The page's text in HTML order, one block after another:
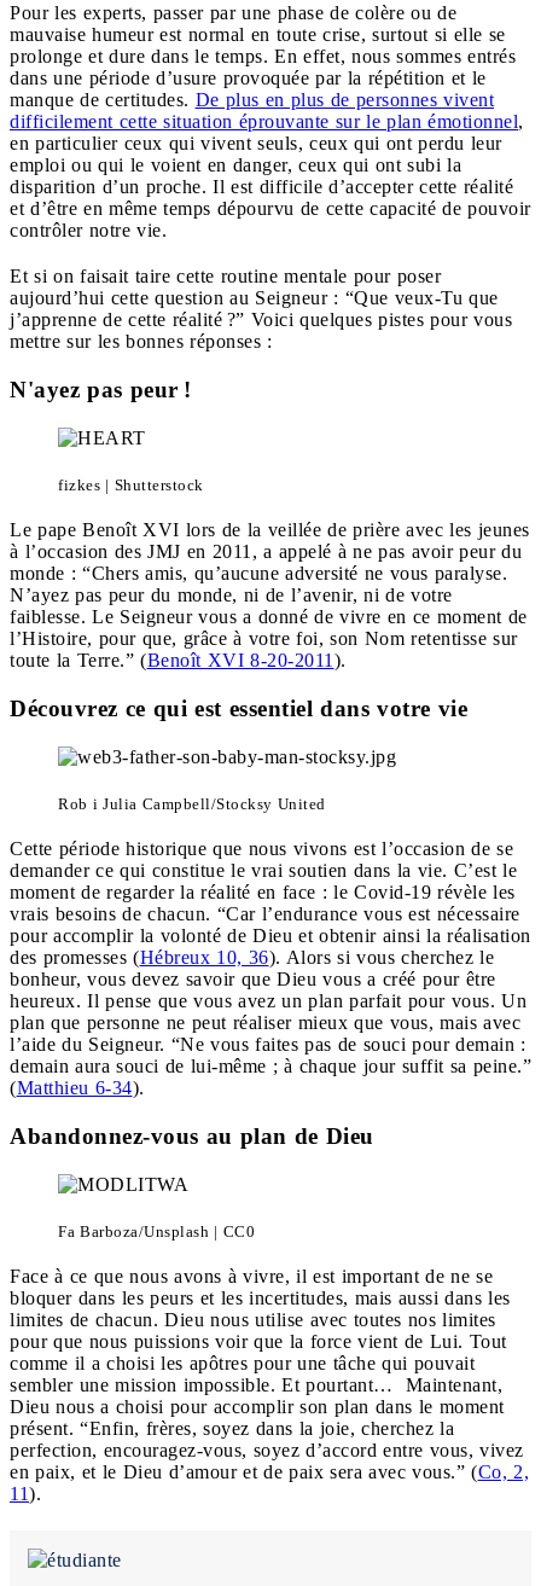
Pour les experts, passer par une phase de colère ou de
mauvaise humeur est normal en toute crise, surtout si elle se
prolonge et dure dans le temps. En effet, nous sommes entrés
dans une période d’usure provoquée par la répétition et le
manque de certitudes. De plus en plus de personnes vivent
difficilement cette situation éprouvante sur le plan émotionnel,
en particulier ceux qui vivent seuls, ceux qui ont perdu leur
emploi ou qui le voient en danger, ceux qui ont subi la
disparition d’un proche. Il est difficile d’accepter cette réalité
et d’être en même temps dépourvu de cette capacité de pouvoir
contrôler notre vie.
Et si on faisait taire cette routine mentale pour poser
aujourd’hui cette question au Seigneur : “Que veux-Tu que
j’apprenne de cette réalité ?” Voici quelques pistes pour vous
mettre sur les bonnes réponses :
N'ayez pas peur !
fizkes | Shutterstock
Le pape Benoît XVI lors de la veillée de prière avec les jeunes
à l’occasion des JMJ en 2011, a appelé à ne pas avoir peur du
monde : “Chers amis, qu’aucune adversité ne vous paralyse.
N’ayez pas peur du monde, ni de l’avenir, ni de votre
faiblesse. Le Seigneur vous a donné de vivre en ce moment de
l’Histoire, pour que, grâce à votre foi, son Nom retentisse sur
toute la Terre.” (Benoît XVI 8-20-2011 ).
Découvrez ce qui est essentiel dans votre vie
Rob i Julia Campbell/Stocksy United
Cette période historique que nous vivons est l’occasion de se
demander ce qui constitue le vrai soutien dans la vie. C’est le
moment de regarder la réalité en face : le Covid-19 révèle les
vrais besoins de chacun. “Car l’endurance vous est nécessaire
pour accomplir la volonté de Dieu et obtenir ainsi la réalisation
des promesses (Hébreux 10, 36). Alors si vous cherchez le
bonheur, vous devez savoir que Dieu vous a créé pour être
heureux. Il pense que vous avez un plan parfait pour vous. Un
plan que personne ne peut réaliser mieux que vous, mais avec
l’aide du Seigneur. “Ne vous faites pas de souci pour demain :
demain aura souci de lui-même ; à chaque jour suffit sa peine.”
(Matthieu 6-34).
Abandonnez-vous au plan de Dieu
Fa Barboza/Unsplash | CC0
Face à ce que nous avons à vivre, il est important de ne se
bloquer dans les peurs et les incertitudes, mais aussi dans les
limites de chacun. Dieu nous utilise avec toutes nos limites
pour que nous puissions voir que la force vient de Lui. Tout
comme il a choisi les apôtres pour une tâche qui pouvait
sembler une mission impossible. Et pourtant… Maintenant,
Dieu nous a choisi pour accomplir son plan dans le moment
présent. “Enfin, frères, soyez dans la joie, cherchez la
perfection, encouragez-vous, soyez d’accord entre vous, vivez
en paix, et le Dieu d’amour et de paix sera avec vous.” (Co, 2,
11).